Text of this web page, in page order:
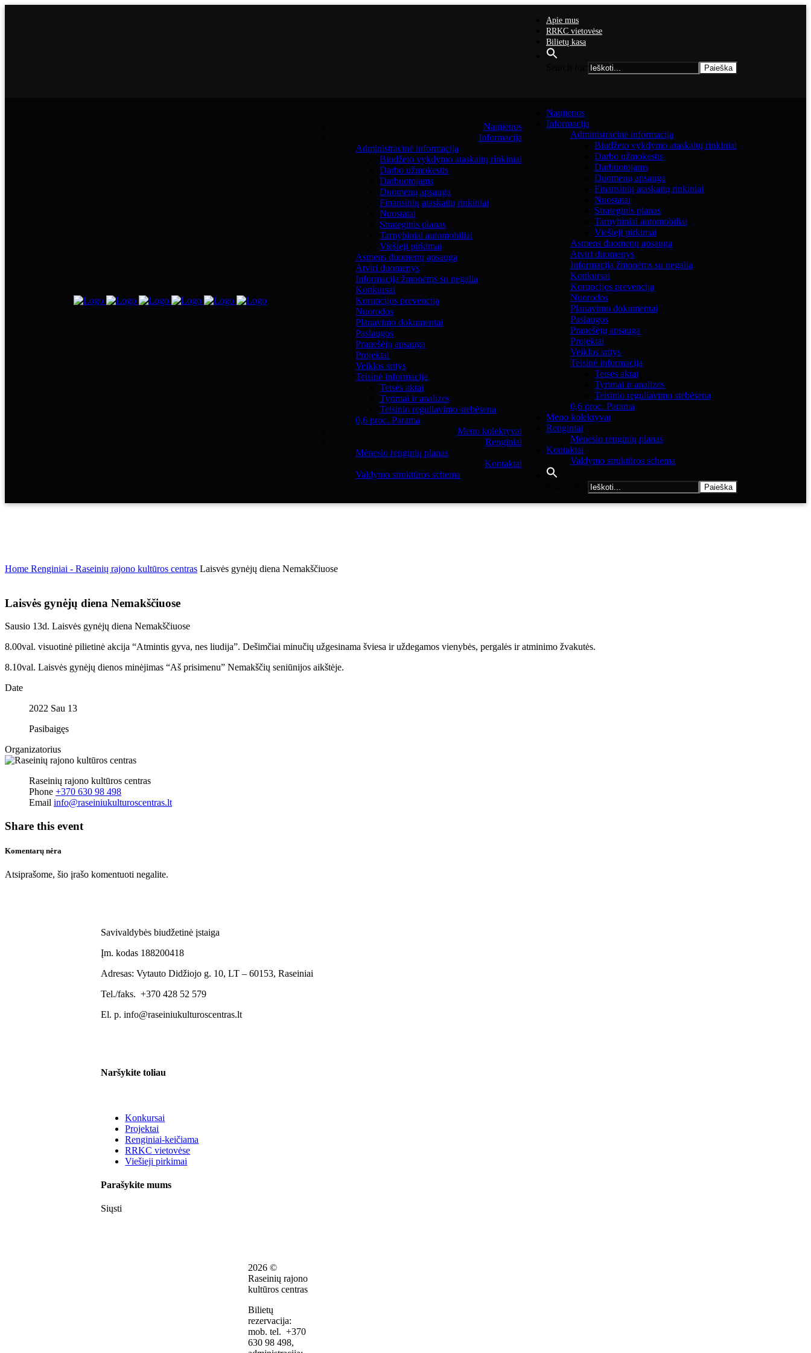
Apie mus
RRKC vietovėse
Bilietų kasa
Naujienos
Informacija
Administracinė informacija
Biudžeto vykdymo ataskaitų rinkiniai
Darbo užmokestis
Darbuotojams
Duomenų apsauga
Finansinių ataskaitų rinkiniai
Nuostatai
Strateginis planas
Tarnybiniai automobiliai
Viešieji pirkimai
Asmens duomenų apsauga
Atviri duomenys
Informacija žmonėms su negalia
Konkursai
Korupcijos prevencija
Nuorodos
Planavimo dokumentai
Paslaugos
Pranešėjų apsauga
Projektai
Veiklos sritys
Teisinė informacija
Teisės aktai
Tyrimai ir analizės
Teisinio reguliavimo stebėsena
0,6 proc. Parama
Meno kolektyvai
Renginiai
Mėnesio renginių planas
Kontaktai
Valdymo struktūros schema
Naujienos
Informacija
Administracinė informacija
Biudžeto vykdymo ataskaitų rinkiniai
Darbo užmokestis
Darbuotojams
Duomenų apsauga
Finansinių ataskaitų rinkiniai
Nuostatai
Strateginis planas
Tarnybiniai automobiliai
Viešieji pirkimai
Asmens duomenų apsauga
Atviri duomenys
Informacija žmonėms su negalia
Konkursai
Korupcijos prevencija
Nuorodos
Planavimo dokumentai
Paslaugos
Pranešėjų apsauga
Projektai
Veiklos sritys
Teisinė informacija
Teisės aktai
Tyrimai ir analizės
Teisinio reguliavimo stebėsena
0,6 proc. Parama
Meno kolektyvai
Renginiai
Mėnesio renginių planas
Kontaktai
Valdymo struktūros schema
Home Renginiai - Raseinių rajono kultūros centras Laisvės gynėjų diena Nemakščiuose
Laisvės gynėjų diena Nemakščiuose
Sausio 13d. Laisvės gynėjų diena Nemakščiuose
8.00val. visuotinė pilietinė akcija “Atmintis gyva, nes liudija”. Dešimčiai minučių užgesinama šviesa ir uždegamos vienybės, pergalės ir atminimo žvakutės.
8.10val. Laisvės gynėjų dienos minėjimas “Aš prisimenu” Nemakščių seniūnijos aikštėje.
Date
2022 Sau 13
Pasibaigęs
Organizatorius
Raseinių rajono kultūros centras
Phone +370 630 98 498
Email info@raseiniukulturoscentras.lt
Share this event
Komentarų nėra
Atsiprašome, šio įrašo komentuoti negalite.
Savivaldybės biudžetinė įstaiga
Įm. kodas 188200418
Adresas: Vytauto Didžiojo g. 10, LT – 60153, Raseiniai
Tel./faks. +370 428 52 579
El. p. info@raseiniukulturoscentras.lt
Naršykite toliau
Konkursai
Projektai
Renginiai-keičiama
RRKC vietovėse
Viešieji pirkimai
Parašykite mums
Siųsti
2026 ©
Raseinių rajono
kultūros centras
Bilietų
rezervacija:
mob. tel. +370
630 98 498,